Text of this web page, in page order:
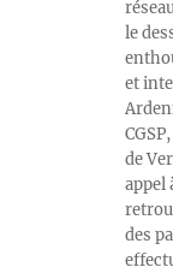
le
et
de
appel
des